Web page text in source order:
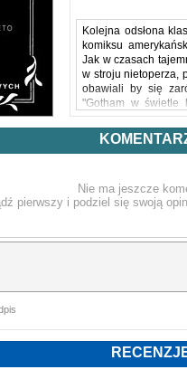
Kolejna odsłona
komiksu
Jak w czasach
w stroju nietoperza,
obawiali by się
"Gotham w świetle
Whitechapel i – w
zdemaskować. W
prorokiem,
Powyższy opis
Nie ma jeszcze
pierwszy i podziel się swoją